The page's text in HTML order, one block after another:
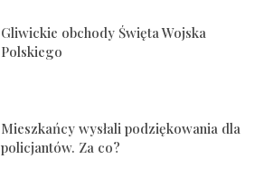
Gliwickie obchody Święta Wojska
Polskiego
Mieszkańcy wysłali podziękowania dla
policjantów. Za co?